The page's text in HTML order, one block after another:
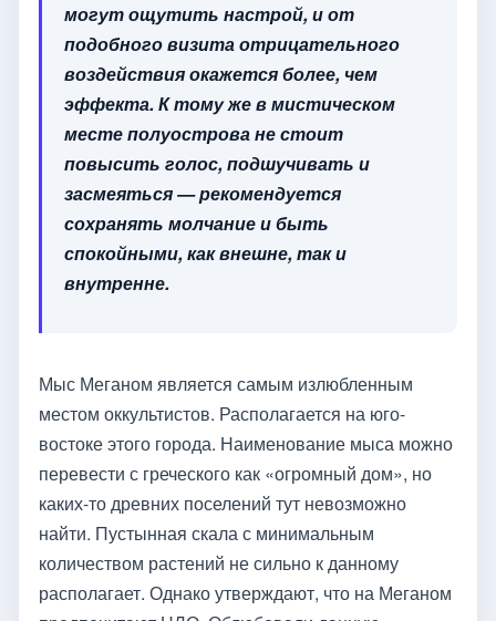
могут ощутить настрой, и от
подобного визита отрицательного
воздействия окажется более, чем
эффекта. К тому же в мистическом
месте полуострова не стоит
повысить голос, подшучивать и
засмеяться — рекомендуется
сохранять молчание и быть
спокойными, как внешне, так и
внутренне.
Мыс Меганом является самым излюбленным
местом оккультистов. Располагается на юго-
востоке этого города. Наименование мыса можно
перевести с греческого как «огромный дом», но
каких-то древних поселений тут невозможно
найти. Пустынная скала с минимальным
количеством растений не сильно к данному
располагает. Однако утверждают, что на Меганом